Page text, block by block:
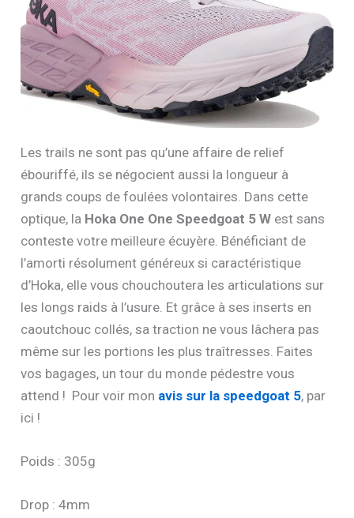
Les trails ne sont pas qu’une affaire de relief
ébouriffé, ils se négocient aussi la longueur à
grands coups de foulées volontaires. Dans cette
optique, la Hoka One One Speedgoat 5 W est sans
conteste votre meilleure écuyère. Bénéficiant de
l’amorti résolument généreux si caractéristique
d’Hoka, elle vous chouchoutera les articulations sur
les longs raids à l’usure. Et grâce à ses inserts en
caoutchouc collés, sa traction ne vous lâchera pas
même sur les portions les plus traîtresses. Faites
vos bagages, un tour du monde pédestre vous
attend ! Pour voir mon avis sur la speedgoat 5, par
ici !
Poids : 305g
Drop : 4mm